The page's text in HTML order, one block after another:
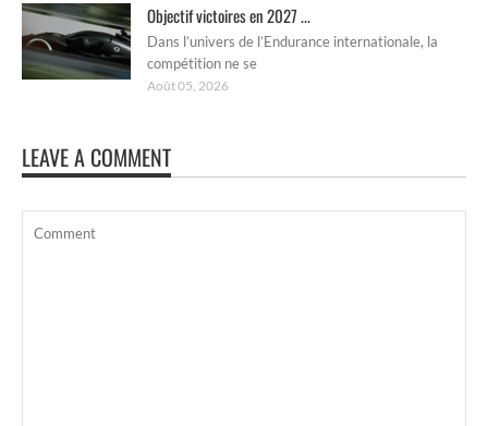
Objectif victoires en 2027 ...
Dans l’univers de l’Endurance internationale, la
compétition ne se
Août 05, 2026
LEAVE A COMMENT